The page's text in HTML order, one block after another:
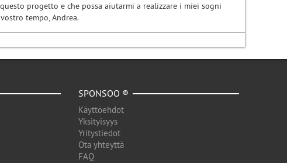
progetto e che possa aiutarmi a realizzare i miei sogni
tempo, Andrea.
SPONSOO ®
Käyttöehdot
Yksityisyys
Yritystiedot
Ota yhteyttä
FAQ